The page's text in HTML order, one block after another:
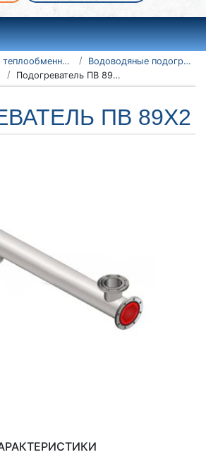
Каталог теплообменного оборудования
Водоводяные подогреватели
Подогреватель ПВ 89х2
ПВ 89Х2